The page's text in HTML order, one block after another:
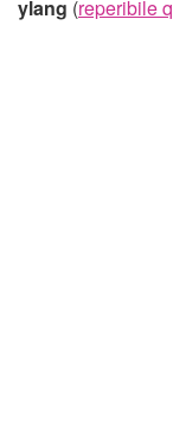
ylang (reperibile